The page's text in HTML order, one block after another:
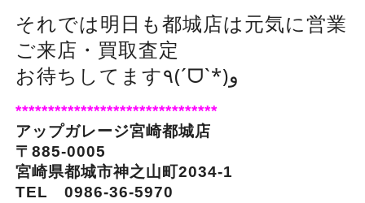
それでは明日も都城店は元気に営業
ご来店・買取査定
お待ちしてます٩(ˊᗜˋ*)و
*******************************
アップガレージ宮崎都城店
〒885-0005
宮崎県都城市神之山町2034-1
TEL 0986-36-5970